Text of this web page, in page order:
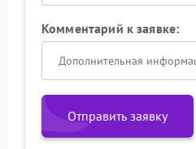
Комментарий к заявке:
Отправить заявку